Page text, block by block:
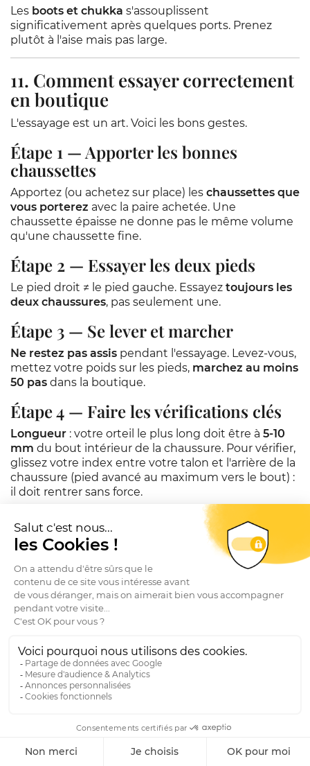
Les boots et chukka s'assouplissent
significativement après quelques ports. Prenez
plutôt à l'aise mais pas large.
11. Comment essayer correctement
en boutique
L'essayage est un art. Voici les bons gestes.
Étape 1 — Apporter les bonnes
chaussettes
Apportez (ou achetez sur place) les chaussettes que
vous porterez avec la paire achetée. Une
chaussette épaisse ne donne pas le même volume
qu'une chaussette fine.
Étape 2 — Essayer les deux pieds
Le pied droit ≠ le pied gauche. Essayez toujours les
deux chaussures, pas seulement une.
Étape 3 — Se lever et marcher
Ne restez pas assis pendant l'essayage. Levez-vous,
mettez votre poids sur les pieds, marchez au moins
50 pas dans la boutique.
Étape 4 — Faire les vérifications clés
Longueur : votre orteil le plus long doit être à 5-10
mm du bout intérieur de la chaussure. Pour vérifier,
glissez votre index entre votre talon et l'arrière de la
chaussure (pied avancé au maximum vers le bout) :
il doit rentrer sans force.
: pas de compression sur les côtés. La
chaussure doit envelopper sans serrer.
Maintien du talon : marchez. Si votre talon décolle
de plus de 2-3 mm à chaque pas, la chaussure est
trop grande.
Cou-de-pied: la chaussure ne doit ni bâiller (trop
grande) ni écraser (trop petite).
(trop large) ni à peine (trop étroit).
Étape 5 — Le temps d'essai
Restezau moins 10-15 minutes
quelques minutes de port.
Étape 6 — Demander conseil